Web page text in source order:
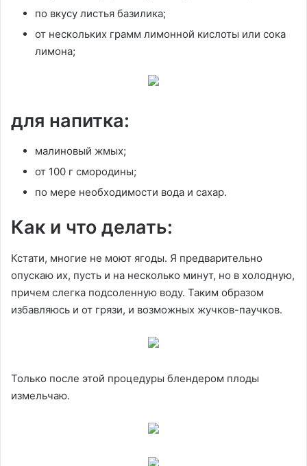
по вкусу листья базилика;
от нескольких грамм лимонной кислоты или сока
лимона;
для напитка:
малиновый жмых;
от 100 г смородины;
по мере необходимости вода и сахар.
Как и что делать:
Кстати, многие не моют ягоды. Я предварительно
опускаю их, пусть и на несколько минут, но в холодную,
причем слегка подсоленную воду. Таким образом
избавляюсь и от грязи, и возможных жучков-паучков.
Только после этой процедуры блендером плоды
измельчаю.